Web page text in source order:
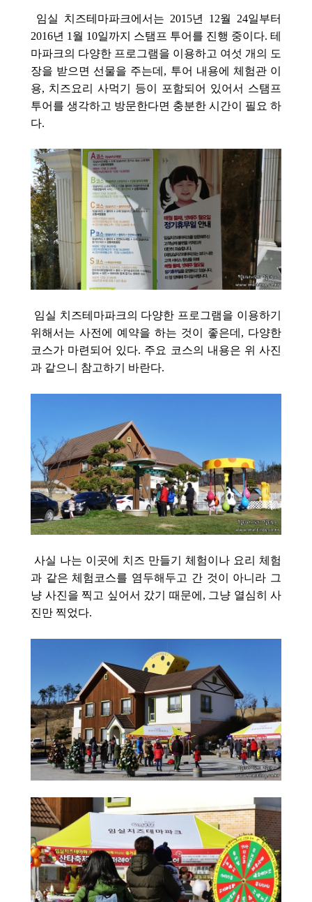
임실 치즈테마파크에서는 2015년 12월 24일부터
2016년 1월 10일까지 스탬프 투어를 진행 중이다. 테
마파크의 다양한 프로그램을 이용하고 여섯 개의 도
장을 받으면 선물을 주는데, 투어 내용에 체험관 이
용, 치즈요리 사먹기 등이 포함되어 있어서 스탬프
투어를 생각하고 방문한다면 충분한 시간이 필요 하
다.
임실 치즈테마파크의 다양한 프로그램을 이용하기
위해서는 사전에 예약을 하는 것이 좋은데, 다양한
코스가 마련되어 있다. 주요 코스의 내용은 위 사진
과 같으니 참고하기 바란다.
사실 나는 이곳에 치즈 만들기 체험이나 요리 체험
과 같은 체험코스를 염두해두고 간 것이 아니라 그
냥 사진을 찍고 싶어서 갔기 때문에, 그냥 열심히 사
진만 찍었다.